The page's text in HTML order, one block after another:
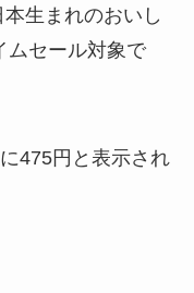
生まれのおいし
ムセール対象で
475円と表示され